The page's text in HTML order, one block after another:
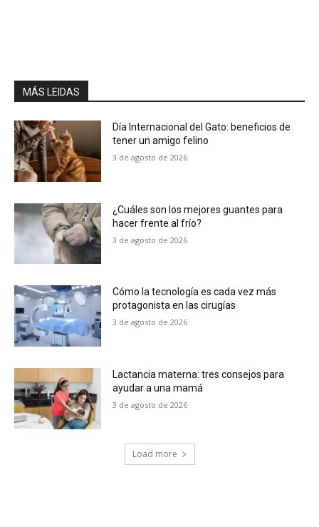
MÁS LEIDAS
Día Internacional del Gato: beneficios de
tener un amigo felino
3 de agosto de 2026
¿Cuáles son los mejores guantes para
hacer frente al frío?
3 de agosto de 2026
Cómo la tecnología es cada vez más
protagonista en las cirugías
3 de agosto de 2026
Lactancia materna: tres consejos para
ayudar a una mamá
3 de agosto de 2026
Load more